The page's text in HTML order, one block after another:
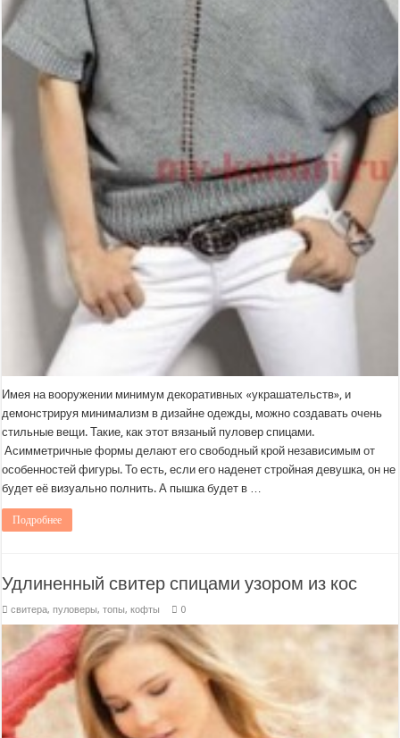
Имея на вооружении минимум декоративных «украшательств», и
демонстрируя минимализм в дизайне одежды, можно создавать очень
стильные вещи. Такие, как этот вязаный пуловер спицами.
Асимметричные формы делают его свободный крой независимым от
особенностей фигуры. То есть, если его наденет стройная девушка, он не
будет её визуально полнить. А пышка будет в …
Подробнее
Удлиненный свитер спицами узором из кос
свитера, пуловеры, топы, кофты 0